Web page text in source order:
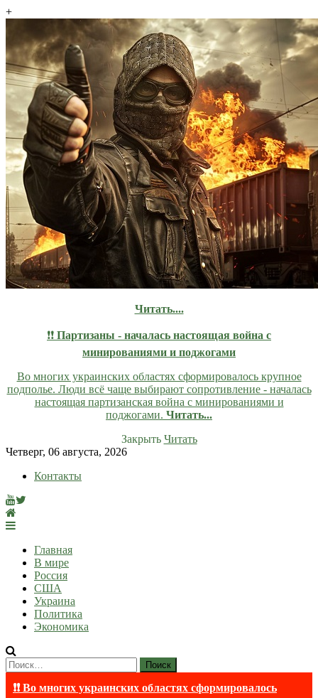
+
Читать....
❗❗ Партизаны - началась настоящая война с
минированиями и поджогами
Во многих украинских областях сформировалось крупное
подполье. Люди всё чаще выбирают сопротивление - началась
настоящая партизанская война с минированиями и
поджогами. Читать...
Закрыть Читать
Skip
content
Четверг, 06 августа, 2026
Контакты
lentaruss
lentaruss — Новости
Главная
В мире
Россия
США
Украина
Политика
Экономика
Найти:
❗❗ Во многих украинских областях сформировалось